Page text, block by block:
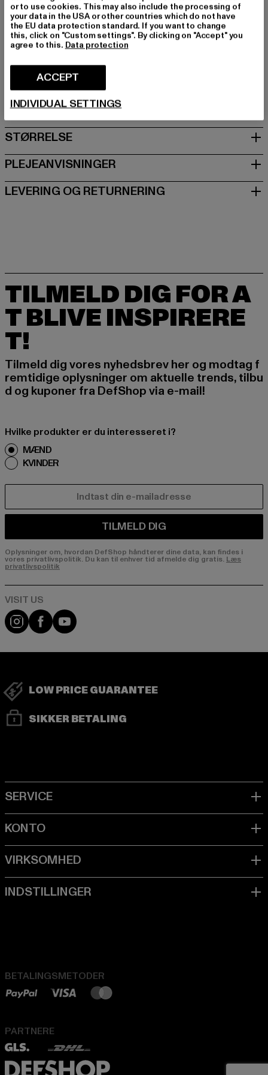
Farve: schwarz
Producentens farve: black
Art.nr: 1622634-00007
Producent: Buffalo Boots GmbH |
boots.com
STØRRELSE
PLEJEANVISNINGER
LEVERING OG RETURNERING
TILMELD DIG FOR A
T BLIVE INSPIRERE
T!
Tilmeld dig vores nyhedsbrev her og modtag f
remtidige oplysninger om aktuelle trends, tilbu
d og kuponer fra DefShop via e-mail!
Hvilke produkter er du interesseret i?
MÆND
KVINDER
TILMELD DIG
Oplysninger om, hvordan DefShop håndterer dine data, kan findes i
vores privatlivspolitik. Du kan til enhver tid afmelde dig gratis. Læs
privatlivspolitik
Visit our Instagram page:
Visit our Facebook page:
Visit our YouTube channel:
LOW PRICE GUARANTEE
SIKKER BETALING
BETALINGSMETODER
PARTNERE
or to use cookies. This may also include the processing of
your data in the USA or other countries which do not have
the EU data protection standard. If you want to change
this, click on "Custom settings". By clicking on "Accept" you
agree to this. Data protection
ACCEPT
INDIVIDUAL SETTINGS